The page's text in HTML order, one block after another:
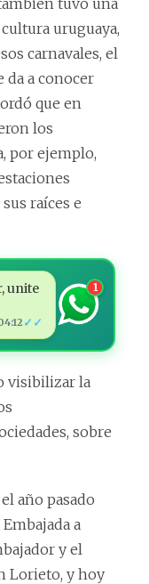
uruguaya,
carnavales, el
da a conocer
que en
los
por ejemplo,
raíces e
unite
✓✓
1
visibilizar la
sobre
año pasado
a
y el
Lorieto, y hoy